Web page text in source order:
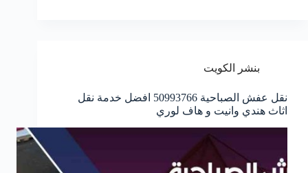
بنشر الكويت
نقل عفش الصباحية 50993766 افضل خدمة نقل
اثاث هندي وانيت و هاف لوري